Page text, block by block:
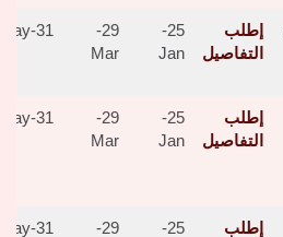
إطلب
التفاصيل
25-
Jan
29-
Mar
31-May
إطلب
التفاصيل
25-
Jan
29-
Mar
31-May
إطلب
25-
29-
31-May